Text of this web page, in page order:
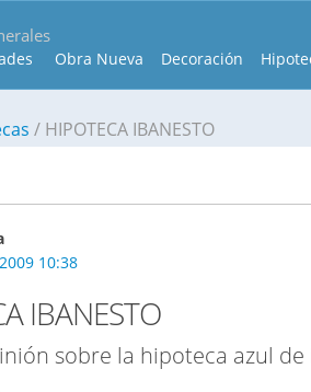
Obra Nueva Decoración
HIPOTECA IBANESTO
10:38
IBANESTO
sobre la hipoteca azul de